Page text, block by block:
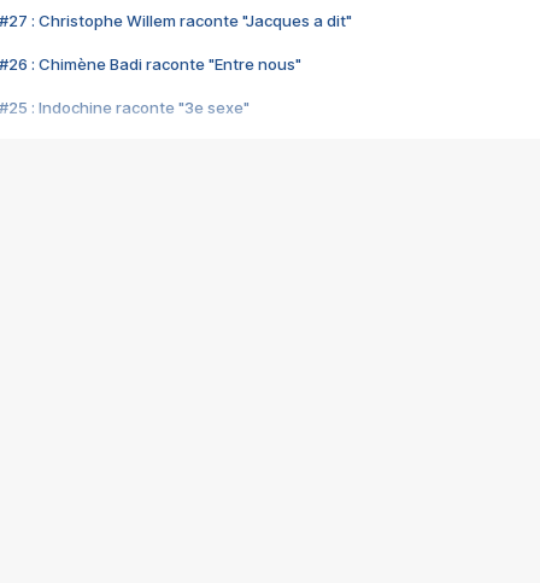
#27 : Christophe Willem raconte "Jacques a dit"
#26 : Chimène Badi raconte "Entre nous"
#25 : Indochine raconte "3e sexe"